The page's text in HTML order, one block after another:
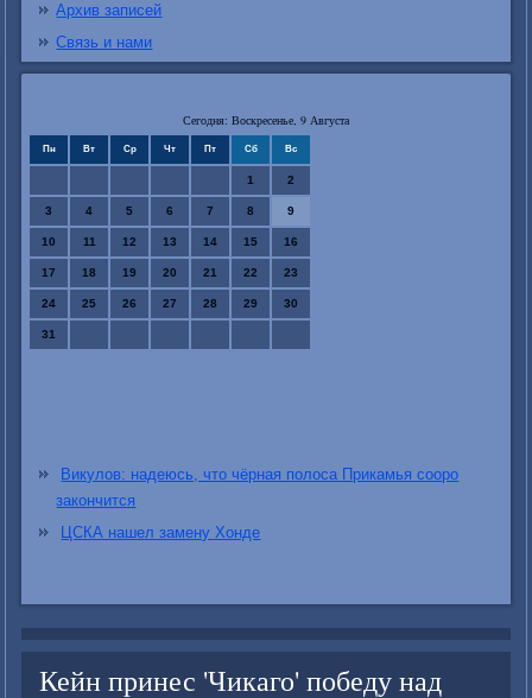
Архив записей
Связь и нами
Сегодня: Воскресенье, 9 Августа
Пн Вт Ср Чт Пт Сб Вс
1 2
3 4 5 6 7 8 9
10 11 12 13 14 15 16
17 18 19 20 21 22 23
24 25 26 27 28 29 30
31
Викулов: надеюсь, что чёрная полоса Прикамья сооро
закончится
ЦСКА нашел замену Хонде
Кейн принес 'Чикаго' победу над